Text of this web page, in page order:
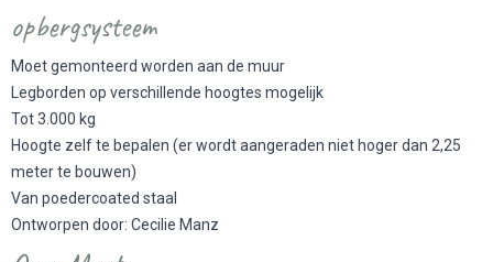
opbergsysteem
Moet gemonteerd worden aan de muur
Legborden op verschillende hoogtes mogelijk
Tot 3.000 kg
Hoogte zelf te bepalen (er wordt aangeraden niet hoger dan 2,25
meter te bouwen)
Van poedercoated staal
Ontworpen door: Cecilie Manz